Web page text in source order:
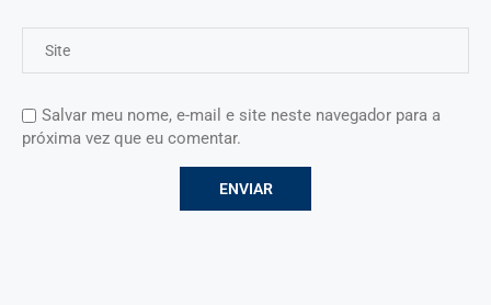
Salvar meu nome, e-mail e site neste navegador para a
próxima vez que eu comentar.